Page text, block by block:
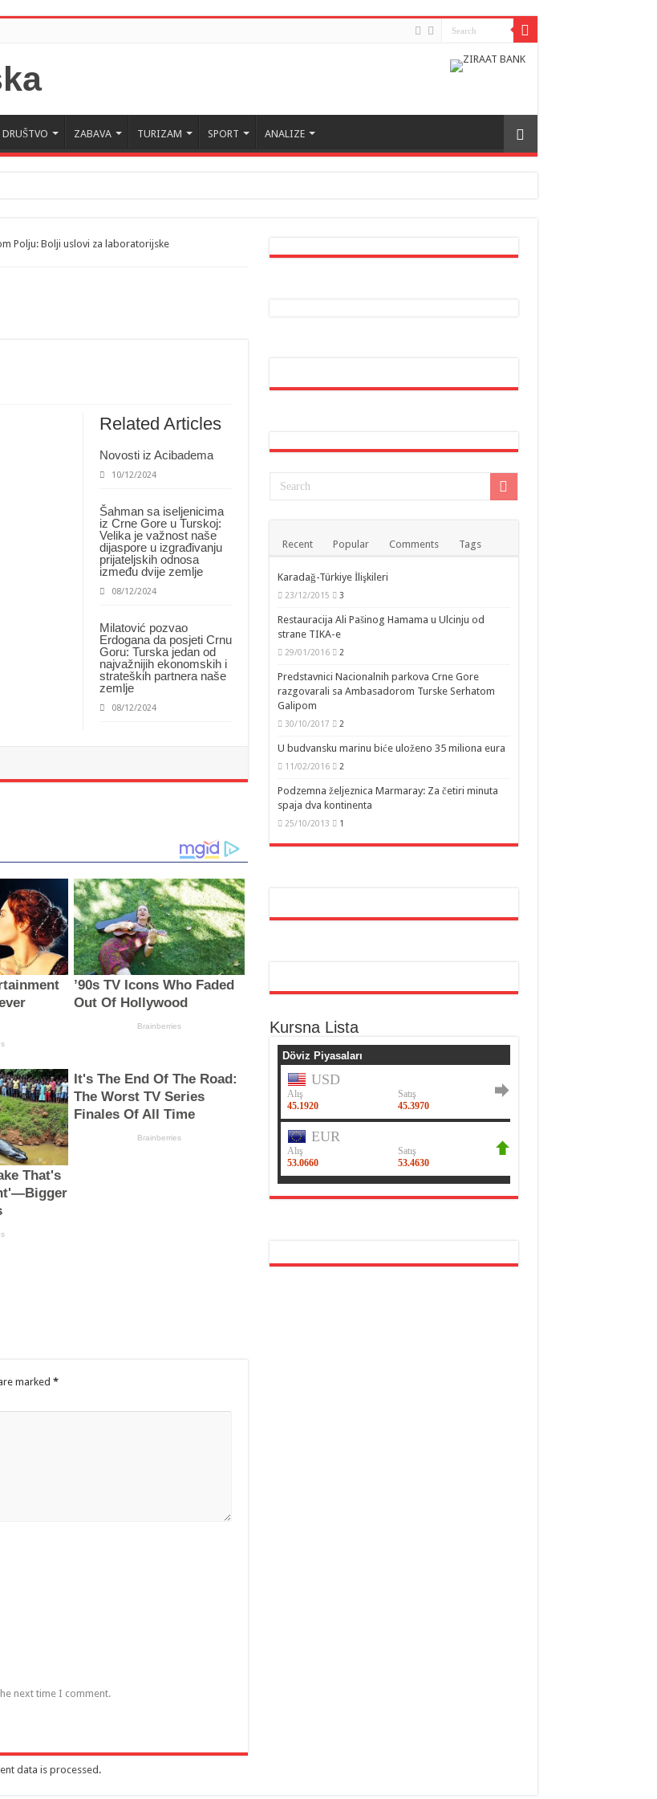
DRUŠTVO ZABAVA TURIZAM SPORT ANALIZE
Goru: Turska jedan od najvažnijih ekonomskih i strateških partnera naše zemlje
Polju: Bolji uslovi za laboratorijske
Related Articles
Novosti iz Acibadema
10/12/2024
Šahman sa iseljenicima
iz Crne Gore u Turskoj:
Velika je važnost naše
dijaspore u izgrađivanju
prijateljskih odnosa
između dvije zemlje
08/12/2024
Milatović pozvao
Erdogana da posjeti Crnu
Goru: Turska jedan od
najvažnijih ekonomskih i
strateških partnera naše
zemlje
08/12/2024
marked *
next time I comment.
data is processed .
Recent Popular Comments Tags
Karadağ-Türkiye İlişkileri
23/12/2015 3
Restauracija Ali Pašinog Hamama u Ulcinju od
strane TIKA-e
29/01/2016 2
Predstavnici Nacionalnih parkova Crne Gore
razgovarali sa Ambasadorom Turske Serhatom
Galipom
30/10/2017 2
U budvansku marinu biće uloženo 35 miliona eura
11/02/2016 2
Podzemna željeznica Marmaray: Za četiri minuta
spaja dva kontinenta
25/10/2013 1
Kursna Lista